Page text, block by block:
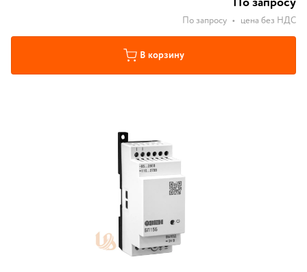
По запросу • цена без НДС
В корзину